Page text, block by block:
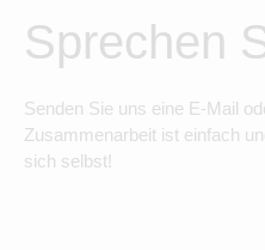
Sprechen
Senden Sie uns eine E-Mail
Zusammenarbeit ist einfach
sich selbst!